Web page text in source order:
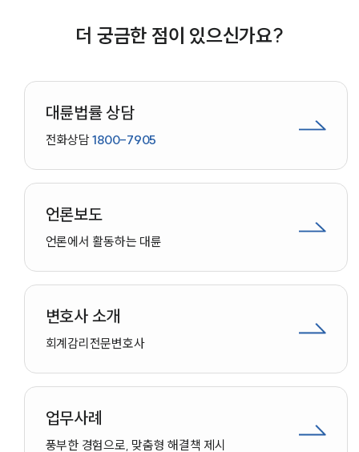
만화로 보는 사례
더 궁금한 점이 있으신가요?
대륜법률 상담
전화상담1800-7905
언론보도
언론에서 활동하는 대륜
변호사 소개
회계감리 전문변호사
업무사례
풍부한 경험으로, 맞춤형 해결책 제시